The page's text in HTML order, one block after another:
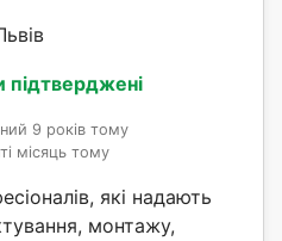
підтверджені
9 років тому
місяць тому
які надають
монтажу,